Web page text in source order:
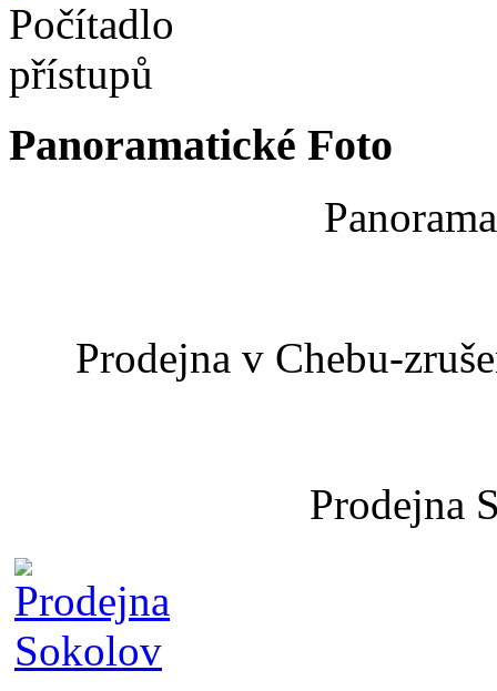
Panoramatické Foto
Prodejna v Chebu-
Prodejna